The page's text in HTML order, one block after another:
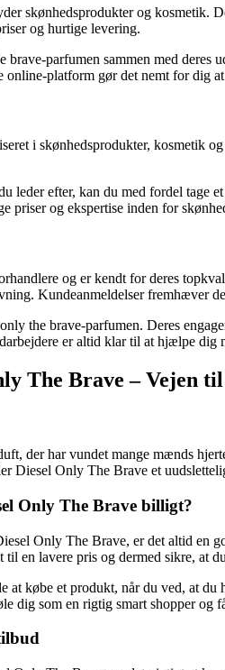
skønhedsprodukter og kosmetik.
og hurtige levering.
brave-parfumen sammen med
platform gør det nemt for dig
i skønhedsprodukter, kosmetik
leder efter, kan du med fordel tage
priser og ekspertise inden for
og er kendt for deres
Kundeanmeldelser fremhæver
the brave-parfumen. Deres
er altid klar til at hjælpe
The Brave – Vejen
der har vundet mange mænds
Diesel Only The Brave et
Only The Brave billigt?
Only The Brave, er det altid en
en lavere pris og dermed sikre, at
købe et produkt, når du ved, at
dig som en rigtig smart shopper og